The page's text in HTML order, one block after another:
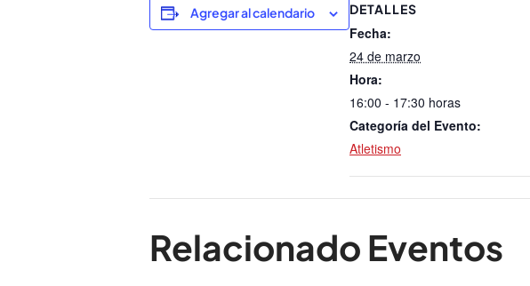
Agregar al calendario DETALLES
Fecha:
24 de marzo
Hora:
16:00 - 17:30 horas
Categoría del Evento:
Atletismo
Relacionado Eventos